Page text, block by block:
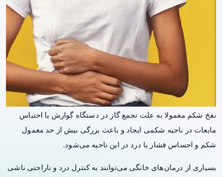
نفخ شکم معمولا به علت تجمع گاز در دستگاه گوارش یا احتباس
مایعات در ناحیه شکمی ایجاد و باعث بزرگی بیش از حد معمول
شکم و احساس فشار یا درد در این ناحیه می‌شود.
بسیاری از درمان‌های خانگی می‌توانند به کنترل درد و ناراحتی ناشی